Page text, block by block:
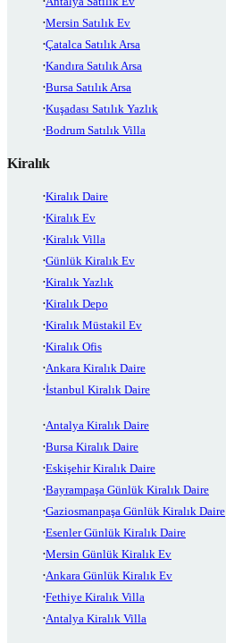
Mersin Satılık Ev
Çatalca Satılık Arsa
Kandıra Satılık Arsa
Bursa Satılık Arsa
Kuşadası Satılık Yazlık
Bodrum Satılık Villa
Kiralık
Kiralık Daire
Kiralık Ev
Kiralık Villa
Günlük Kiralık Ev
Kiralık Yazlık
Kiralık Depo
Kiralık Müstakil Ev
Kiralık Ofis
Ankara Kiralık Daire
İstanbul Kiralık Daire
Antalya Kiralık Daire
Bursa Kiralık Daire
Eskişehir Kiralık Daire
Bayrampaşa Günlük Kiralık Daire
Gaziosmanpaşa Günlük Kiralık Daire
Esenler Günlük Kiralık Daire
Mersin Günlük Kiralık Ev
Ankara Günlük Kiralık Ev
Fethiye Kiralık Villa
Antalya Kiralık Villa